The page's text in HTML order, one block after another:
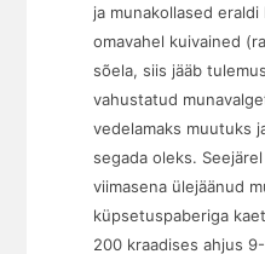
ja munakollased
omavahel kuivained
sõela, siis jääb
vahustatud
vedelamaks muutuks
segada oleks.
viimasena ülejäänud
küpsetuspaberiga
200 kraadises ahjus